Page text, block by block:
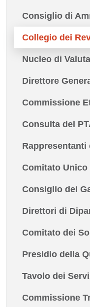
Consiglio di
Collegio dei
Nucleo di
Direttore
Commissione
Consulta del
Comitato Unico
Consiglio dei
Direttori di
Comitato dei
Presidio della
Tavolo dei
Commissione